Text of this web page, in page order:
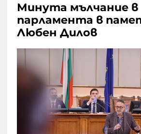
Минута мълчание в
парламента в
Любен Дилов